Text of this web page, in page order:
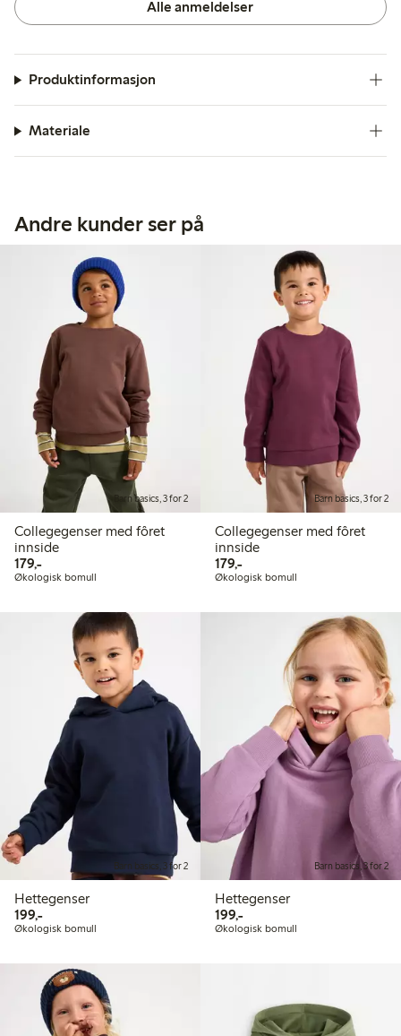
Alle anmeldelser
Produktinformasjon
Materiale
Andre kunder ser på
Barn basics, 3 for 2
Collegegenser med fôret
innside
179,-179,00 kr
Økologisk bomull
Barn basics, 3 for 2
Collegegenser med fôret
innside
179,-179,00 kr
Økologisk bomull
Barn basics, 3 for 2
Hettegenser
199,-199,00 kr
Økologisk bomull
Barn basics, 3 for 2
Hettegenser
199,-199,00 kr
Økologisk bomull